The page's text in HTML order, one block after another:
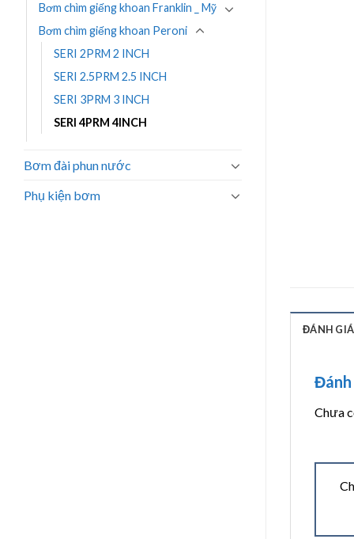
Bơm chìm giếng khoan Franklin _ Mỹ
Bơm chìm giếng khoan Peroni
SERI 2PRM 2 INCH
SERI 2.5PRM 2.5 INCH
SERI 3PRM 3 INCH
SERI 4PRM 4INCH
Bơm đài phun nước
Phụ kiện bơm
ĐÁNH
Đánh
Chưa